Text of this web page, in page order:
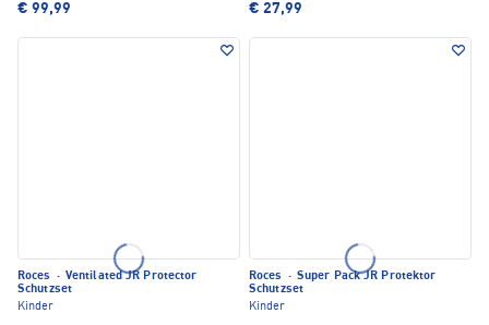
€ 99,99 € 27,99
Roces · Ventilated JR Protector
Schutzset
Kinder
Roces · Super Pack JR Protektor
Schutzset
Kinder